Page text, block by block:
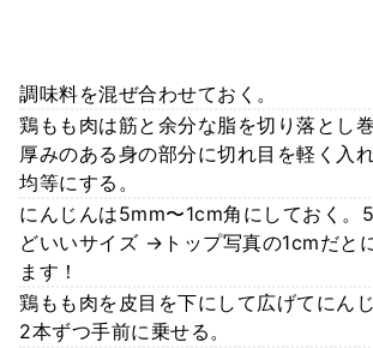
調味料を混ぜ合わせておく。
鶏もも肉は筋と余分な脂を切り落とし
厚みのある身の部分に切れ目を軽く入
均等にする。
にんじんは5mm〜1cm角にしておく。
どいいサイズ →トップ写真の1cmだと
ます！
鶏もも肉を皮目を下にして広げてにん
2本ずつ手前に乗せる。